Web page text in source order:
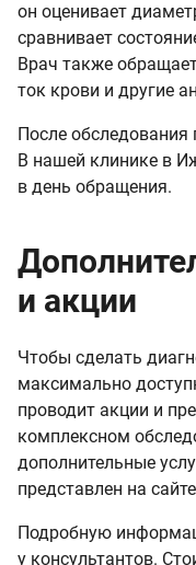
он оценивает
сравнивает
Врач также
ток крови и другие
После обследования
В нашей клинике в
в день обращения.
и акции
Чтобы сделать
максимально
проводит акции и
комплексном
дополнительные
представлен на
Подробную
у консультантов.